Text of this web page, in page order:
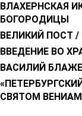
ВЛАХЕРНСКАЯ
БОГОРОДИЦЫ
ВЕЛИКИЙ ПОСТ
ВВЕДЕНИЕ ВО
ВАСИЛИЙ
СВЯТОМ